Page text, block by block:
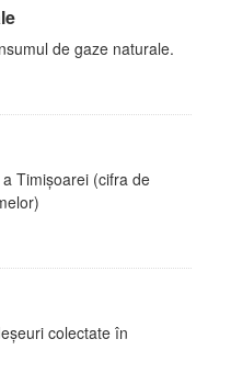
de gaze naturale.
Timișoarei (cifra de
colectate în